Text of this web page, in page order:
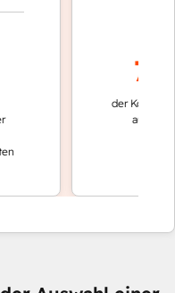
70
der
automatisch